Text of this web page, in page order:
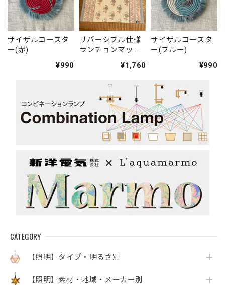
CATEGORY
【照明】タイプ・明るさ別
【照明】素材・地域・メーカー別
サイザルコースタ
ー(赤)
¥990
リバーシブル仕様
ランチョンマッ
¥1,760
サイザルコースタ
ー(ブルー)
¥990